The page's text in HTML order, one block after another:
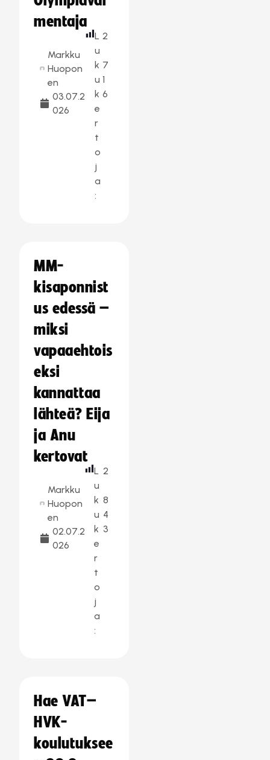
mentaja
Markku
Huopon
en
03.07.2
026
L
u
k
u
k
e
r
t
o
j
a
:
2
7
1
6
MM-
kisaponnist
us edessä –
miksi
vapaaehtois
eksi
kannattaa
lähteä? Eija
ja Anu
kertovat
Markku
Huopon
en
02.07.2
026
L
u
k
u
k
e
r
t
o
j
a
:
2
8
4
3
Hae VAT–
HVK-
koulutuksee